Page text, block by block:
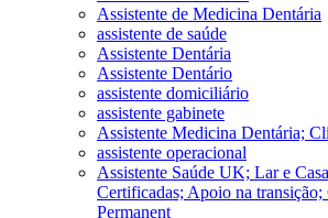
Assistente de Medicina Dentária
assistente de saúde
Assistente Dentária
Assistente Dentário
assistente domiciliário
assistente gabinete
Assistente Medicina Dentária;
assistente operacional
Assistente Saúde UK; Lar e
Certificadas; Apoio na
Permanent